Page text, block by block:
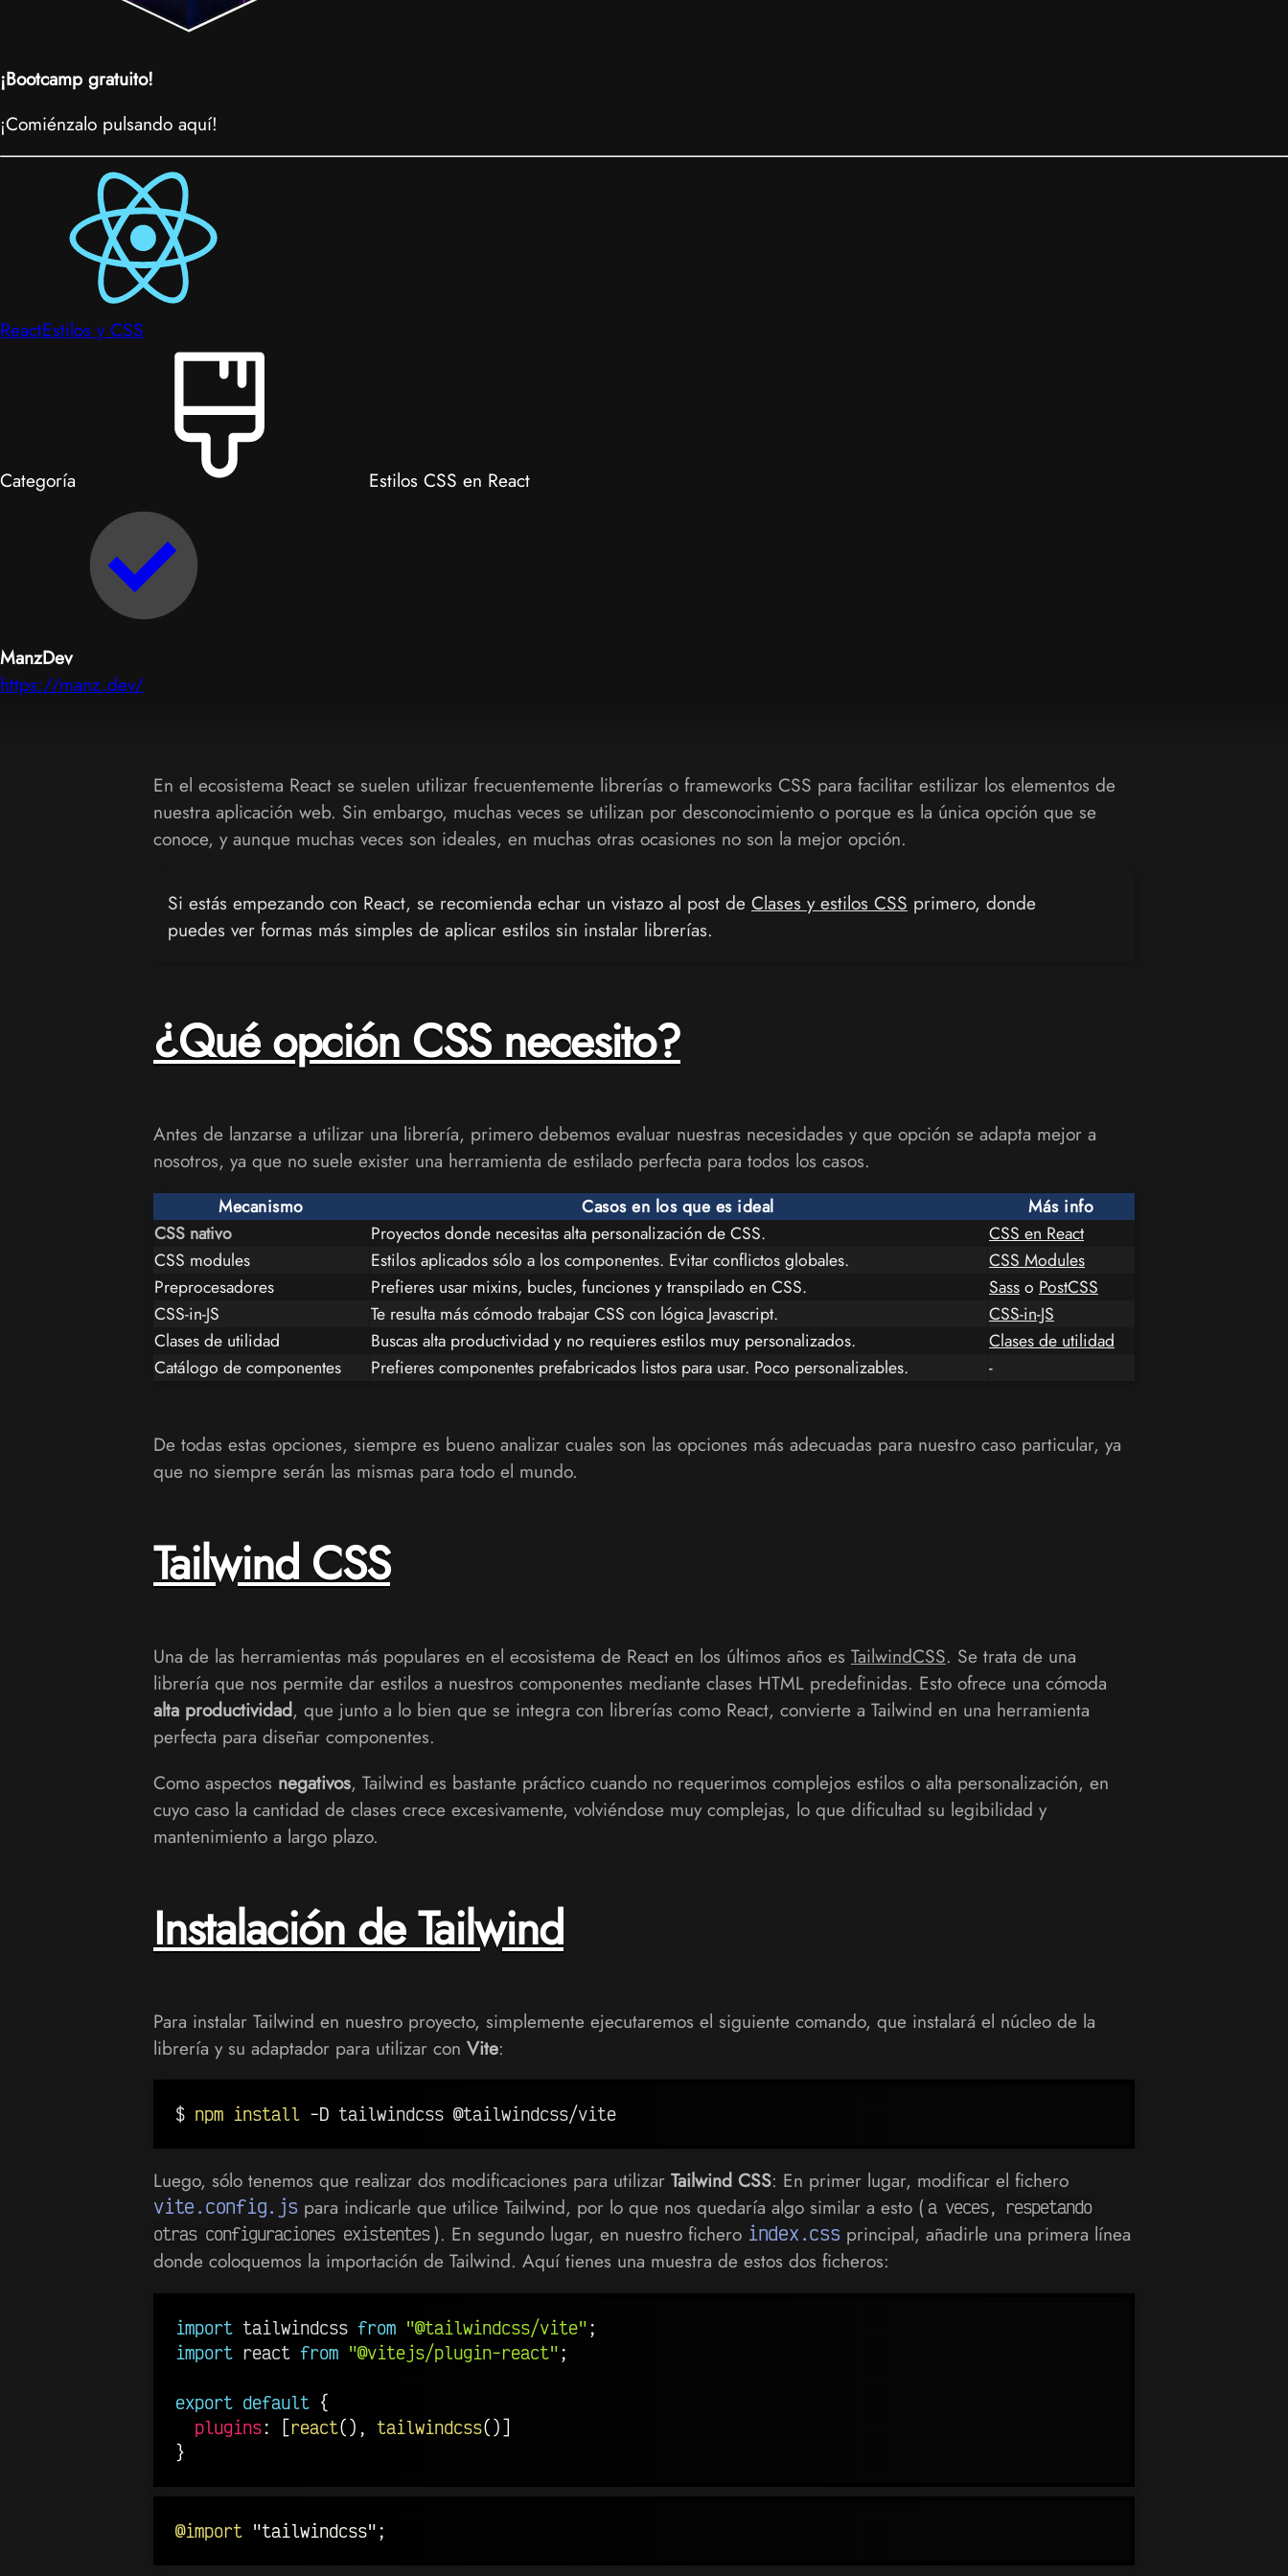
¡Bootcamp gratuito!
¡Comiénzalo pulsando aquí!
ReactEstilos y CSS
Categoría Estilos CSS en React
ManzDev
https://manz.dev/
En el ecosistema React se suelen utilizar frecuentemente librerías o frameworks CSS para facilitar estilizar los elementos de
nuestra aplicación web. Sin embargo, muchas veces se utilizan por desconocimiento o porque es la única opción que se
conoce, y aunque muchas veces son ideales, en muchas otras ocasiones no son la mejor opción.
Si estás empezando con React, se recomienda echar un vistazo al post de Clases y estilos CSS primero, donde
puedes ver formas más simples de aplicar estilos sin instalar librerías.
¿Qué opción CSS necesito?
Antes de lanzarse a utilizar una librería, primero debemos evaluar nuestras necesidades y que opción se adapta mejor a
nosotros, ya que no suele exister una herramienta de estilado perfecta para todos los casos.
Mecanismo Casos en los que es ideal
Más info
CSS nativo
Proyectos donde necesitas alta personalización de CSS.
CSS en React
CSS modules
Estilos aplicados sólo a los componentes. Evitar conflictos globales.
CSS Modules
Preprocesadores
Prefieres usar mixins, bucles, funciones y transpilado en CSS. Sasso PostCSS
CSS-in-JS
Te resulta más cómodo trabajar CSS con lógica Javascript.
CSS-in-JS
Clases de utilidad
Buscas alta productividad y no requieres estilos muy personalizados.
Clases de utilidad
Catálogo de componentes
Prefieres componentes prefabricados listos para usar. Poco personalizables. -
De todas estas opciones, siempre es bueno analizar cuales son las opciones más adecuadas para nuestro caso particular, ya
que no siempre serán las mismas para todo el mundo.
Tailwind CSS
Una de las herramientas más populares en el ecosistema de React en los últimos años es TailwindCSS. Se trata de una
librería que nos permite dar estilos a nuestros componentes mediante clases HTML predefinidas. Esto ofrece una cómoda
alta productividad, que junto a lo bien que se integra con librerías como React, convierte a Tailwind en una herramienta
perfecta para diseñar componentes.
Como aspectos negativos, Tailwind es bastante práctico cuando no requerimos complejos estilos o alta personalización, en
cuyo caso la cantidad de clases crece excesivamente, volviéndose muy complejas, lo que dificultad su legibilidad y
mantenimiento a largo plazo.
Instalación de Tailwind
Para instalar Tailwind en nuestro proyecto, simplemente ejecutaremos el siguiente comando, que instalará el núcleo de la
librería y su adaptador para utilizar con Vite:
$ npm install -D
Luego, sólo tenemos que realizar dos modificaciones para utilizar Tailwind CSS: En primer lugar, modificar el fichero
vite.config.jspara indicarle que utilice Tailwind, por lo que nos quedaría algo similar a esto ( a veces, respetando
otras configuraciones existentes ). En segundo lugar, en nuestro fichero index.cssprincipal, añadirle una primera línea
donde coloquemos la importación de Tailwind. Aquí tienes una muestra de estos dos ficheros:
import tailwindcss from "@tailwindcss/vite" ;
import react from "@vitejs/plugin-react" ;
export default {
plugins: [react() , tailwindcss()]
}
@import "tailwindcss" ;